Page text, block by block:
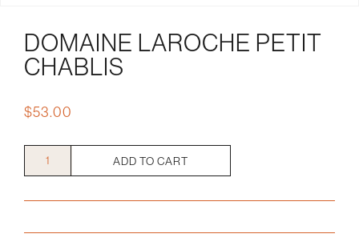
DOMAINE LAROCHE PETIT
CHABLIS
$53.00
Domaine
ADD TO CART